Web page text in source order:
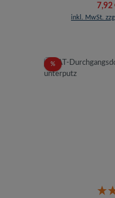
7,92
inkl. MwSt.
%Rabatt